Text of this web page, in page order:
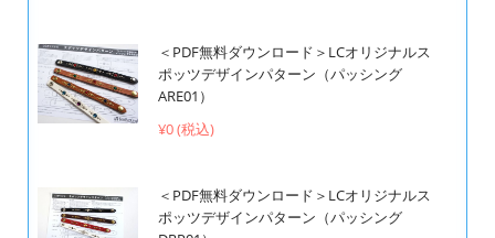
＜PDF無料ダウンロード＞LCオリジナルス
ポッツデザインパターン（パッシング
ARE01）
¥0 (税込)
＜PDF無料ダウンロード＞LCオリジナルス
ポッツデザインパターン（パッシング